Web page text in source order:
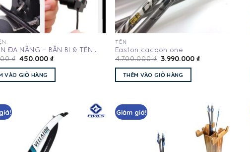
ĐA NĂNG – BẮN BI & TÊN
CẦN THÁO
₫ 450.000₫
VÀO GIỎ HÀNG
TÊN
Easton cacbon one
4.700.000₫ 3.990.000₫
THÊM VÀO GIỎ HÀNG
Giảm giá!
Add
to
wishlist